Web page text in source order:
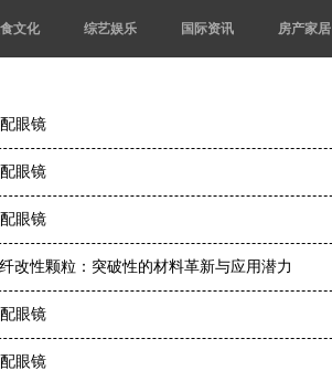
文化 综艺娱乐 国际资讯 房产家居
眼镜
眼镜
眼镜
改性颗粒：突破性的材料革新与应用潜力
眼镜
眼镜